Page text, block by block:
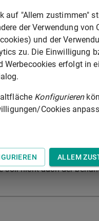
zuvor persönlich angehört
Beteiligten
hat das Gericht
anzuhören, wenn
möglich ist.
Gegenstand des
§ 1829 Absatz 2
einzuholen.
soll nicht auch der
auf "Allem zustimmen"
der Verwendung von
und der
zu. Die Einwilligung
Werbecookies erfolgt in
Konfigurieren
Cookies
ALLEM